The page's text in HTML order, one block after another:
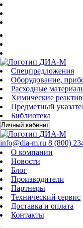
Спецпредложения
Оборудование,
Расходные
Химические
Предметный
Библиотека
Личный кабинет
info@dia-m.ru 8 (800)
О компании
Новости
Блог
Производители
Партнеры
Технический сервис
Доставка и оплата
Контакты